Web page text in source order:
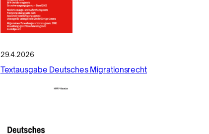
29.4.2026
Textausgabe Deutsches Migrationsrecht